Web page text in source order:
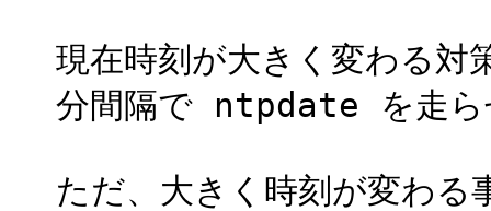
現在時刻が大きく変わる
分間隔で ntpdate を走ら
ただ、大きく時刻が変わる